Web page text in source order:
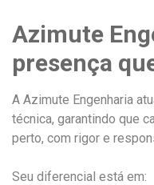
Azimute
presença
A Azimute Engenharia
técnica, garantindo que
perto, com rigor e
Seu diferencial está em: